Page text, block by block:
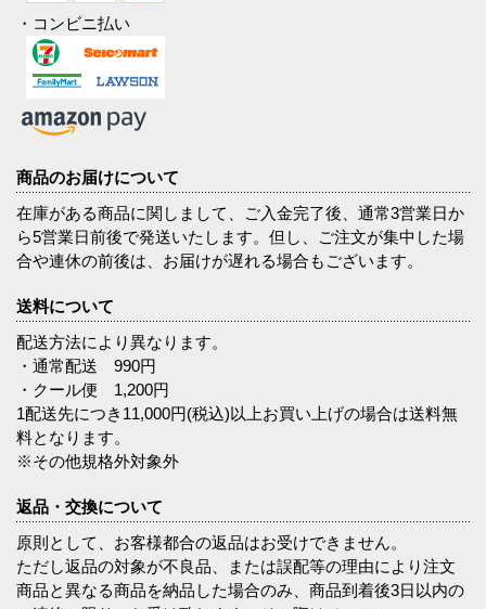
・コンビニ払い
商品のお届けについて
在庫がある商品に関しまして、ご入金完了後、通常3営業日か
ら5営業日前後で発送いたします。但し、ご注文が集中した場
合や連休の前後は、お届けが遅れる場合もございます。
送料について
配送方法により異なります。
・通常配送 990円
・クール便 1,200円
1配送先につき11,000円(税込)以上お買い上げの場合は送料無
料となります。
※その他規格外対象外
返品・交換について
原則として、お客様都合の返品はお受けできません。
ただし返品の対象が不良品、または誤配等の理由により注文
商品と異なる商品を納品した場合のみ、商品到着後3日以内の